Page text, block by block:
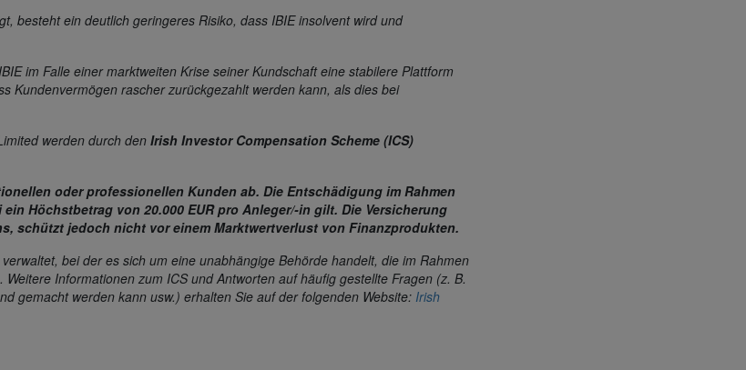
besteht ein deutlich geringeres Risiko, dass IBIE insolvent wird und
im Falle einer marktweiten Krise seiner Kundschaft eine stabilere Plattform
Kundenvermögen rascher zurückgezahlt werden kann, als dies bei
werden durch den Irish Investor Compensation Scheme (ICS)
oder professionellen Kunden ab. Die Entschädigung im Rahmen
Höchstbetrag von 20.000 EUR pro Anleger/-in gilt. Die Versicherung
schützt jedoch nicht vor einem Marktwertverlust von Finanzprodukten.
bei der es sich um eine unabhängige Behörde handelt, die im Rahmen
Informationen zum ICS und Antworten auf häufig gestellte Fragen (z. B.
gemacht werden kann usw.) erhalten Sie auf der folgenden Website: Irish